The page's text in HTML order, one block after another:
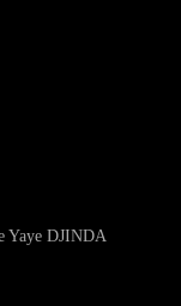
Yaye DJINDA